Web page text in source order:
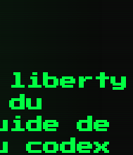
liberty
de
codex